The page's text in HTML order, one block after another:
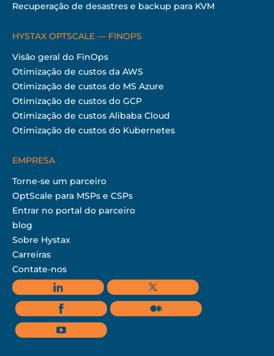
Recuperação de desastres e backup para KVM
HYSTAX OPTSCALE — FINOPS
Visão geral do FinOps
Otimização de custos da AWS
Otimização de custos do MS Azure
Otimização de custos do GCP
Otimização de custos Alibaba Cloud
Otimização de custos do Kubernetes
EMPRESA
Torne-se um parceiro
OptScale para MSPs e CSPs
Entrar no portal do parceiro
blog
Sobre Hystax
Carreiras
Contate-nos